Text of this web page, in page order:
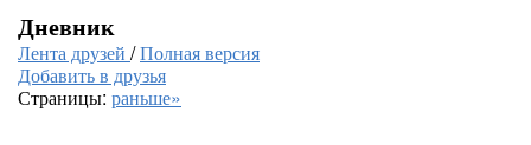
Дневник
Лента друзей /Полная версия
Добавить в друзья
Страницы: раньше»